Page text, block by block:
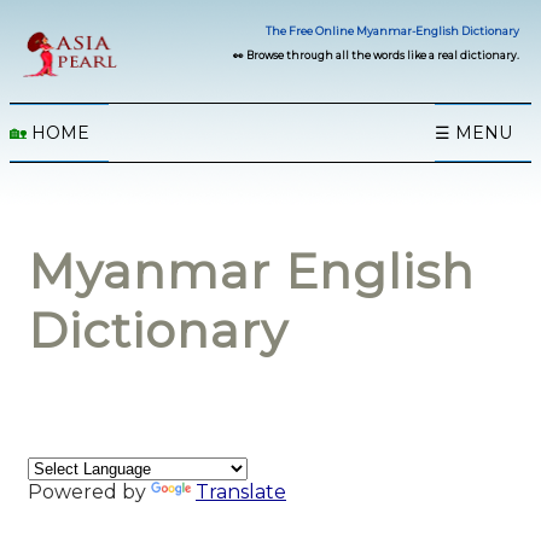
The Free Online Myanmar-English Dictionary
👀 Browse through all the words like a real dictionary.
🏡 HOME ☰ MENU
Myanmar English
Dictionary
Powered by Translate